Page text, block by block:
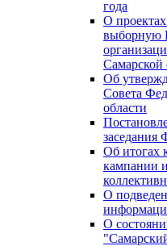
года
О
выборную
Самарской
Об
Совета
области
Об итогах
кампании
О
О